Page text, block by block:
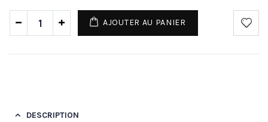
AJOUTER AU PANIER
DESCRIPTION